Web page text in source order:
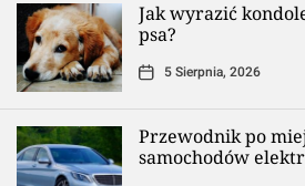
Jak wyrazić
psa?
5 Sierpnia, 2026
Przewodnik po
samochodów